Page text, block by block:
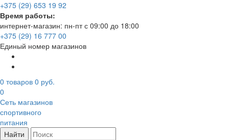
+375 (29) 653 19 92
Время работы:
интернет-магазин: пн-пт с 09:00 до 18:00
+375 (29) 16 777 00
Единый номер магазинов
0 товаров 0 руб.
0
Сеть магазинов
спортивного
питания
Найти